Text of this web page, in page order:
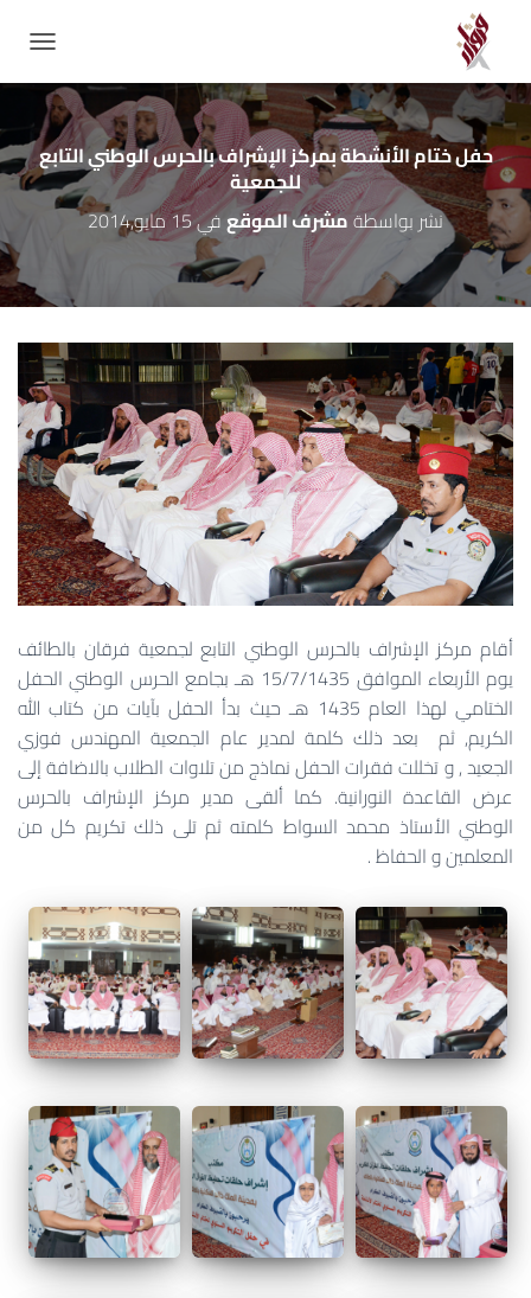
حفل ختام الأنشطة بمركز الإشراف بالحرس الوطني التابع
للجمعية
نشر بواسطةمشرف الموقعفي15 مايو,2014
أقام مركز الإشراف بالحرس الوطني التابع لجمعية فرقان بالطائف
يوم الأربعاء الموافق 15/7/1435 هـ بجامع الحرس الوطني الحفل
الختامي لهذا العام 1435 هـ حيث بدأ الحفل بآيات من كتاب الله
الكريم, ثم بعد ذلك كلمة لمدير عام الجمعية المهندس فوزي
الجعيد , و تخللت فقرات الحفل نماذج من تلاوات الطلاب بالاضافة إلى
عرض القاعدة النورانية. كما ألقى مدير مركز الإشراف بالحرس
الوطني الأستاذ محمد السواط كلمته ثم تلى ذلك تكريم كل من
المعلمين و الحفاظ .